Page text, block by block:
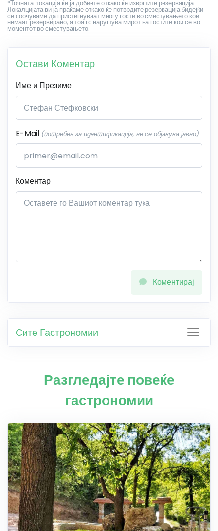
*Точната локација ќе ја добиете откако ќе извршите резервација.
Локалцијата ви ја праќаме откако ќе потврдите резервација бидејќи
се соочуваме да пристигнуваат многу гости во сместувањето кои
немаат резервирано, а тоа го нарушува мирот на гостите кои се во
моментот во сместувањето.
Остави Коментар
Име и Презиме
E-Mail (потребен за идентификација, не се објавува јавно)
Коментар
Коментирај
Сите Гастрономии
Разгледајте повеќе
гастрономии